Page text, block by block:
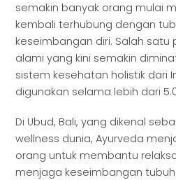
semakin banyak orang mulai
kembali terhubung dengan
keseimbangan diri. Salah
alami yang kini semakin
sistem kesehatan holistik dari
digunakan selama lebih dari
Di Ubud, Bali, yang dikenal
wellness dunia, Ayurveda
orang untuk membantu
menjaga keseimbangan